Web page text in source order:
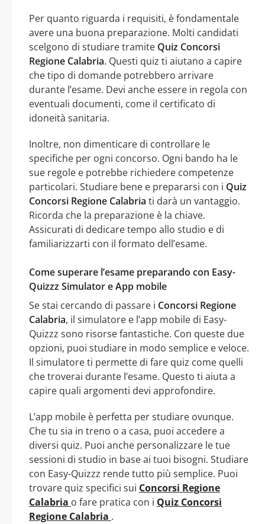
Per quanto riguarda i requisiti, è fondamentale
avere una buona preparazione. Molti candidati
scelgono di studiare tramite Quiz Concorsi
Regione Calabria. Questi quiz ti aiutano a capire
che tipo di domande potrebbero arrivare
durante l’esame. Devi anche essere in regola con
eventuali documenti, come il certificato di
idoneità sanitaria.
Inoltre, non dimenticare di controllare le
specifiche per ogni concorso. Ogni bando ha le
sue regole e potrebbe richiedere competenze
particolari. Studiare bene e prepararsi con i Quiz
Concorsi Regione Calabria ti darà un vantaggio.
Ricorda che la preparazione è la chiave.
Assicurati di dedicare tempo allo studio e di
familiarizzarti con il formato dell’esame.
Come superare l’esame preparando con Easy-
Quizzz Simulator e App mobile
Se stai cercando di passare i Concorsi Regione
Calabria, il simulatore e l’app mobile di Easy-
Quizzz sono risorse fantastiche. Con queste due
opzioni, puoi studiare in modo semplice e veloce.
Il simulatore ti permette di fare quiz come quelli
che troverai durante l’esame. Questo ti aiuta a
capire quali argomenti devi approfondire.
L’app mobile è perfetta per studiare ovunque.
Che tu sia in treno o a casa, puoi accedere a
diversi quiz. Puoi anche personalizzare le tue
sessioni di studio in base ai tuoi bisogni. Studiare
con Easy-Quizzz rende tutto più semplice. Puoi
trovare quiz specifici sui Concorsi Regione
Calabria o fare pratica con i Quiz Concorsi
Regione Calabria .